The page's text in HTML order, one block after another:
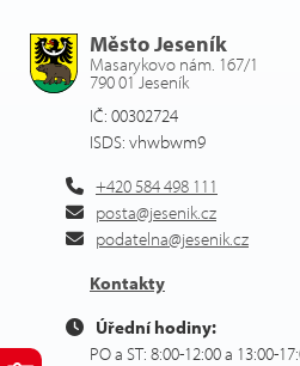
Město Jeseník
Masarykovo nám. 167/1
790 01 Jeseník
IČ: 00302724
ISDS: vhwbwm9
+420 584 498 111
posta@jesenik.cz
podatelna@jesenik.cz
Kontakty
Úřední hodiny:
PO a ST: 8:00-12:00 a 13:00-